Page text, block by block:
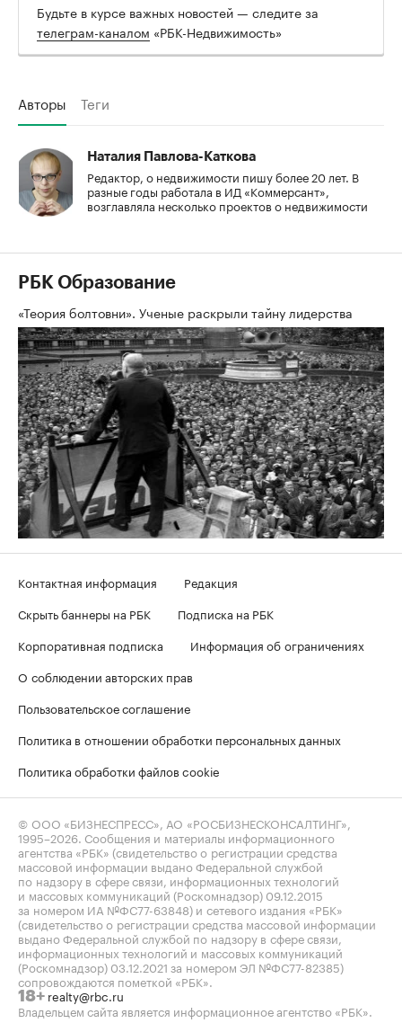
Будьте в курсе важных новостей — следите за
телеграм-каналом «РБК-Недвижимость»
Авторы Теги
Наталия Павлова-Каткова
Редактор, о недвижимости пишу более 20 лет. В
разные годы работала в ИД «Коммерсант»,
возглавляла несколько проектов о недвижимости
РБК Образование
«Теория болтовни». Ученые раскрыли тайну лидерства
Контактная информация
Редакция
Скрыть баннеры на РБК
Подписка на РБК
Корпоративная подписка
Информация об ограничениях
О соблюдении авторских прав
Пользовательское соглашение
Политика в отношении обработки персональных данных
Политика обработки файлов cookie
© ООО «БИЗНЕСПРЕСС», АО «РОСБИЗНЕСКОНСАЛТИНГ»,
1995–2026 . Сообщения и материалы информационного
агентства «РБК» (свидетельство о регистрации средства
массовой информации выдано Федеральной службой
по надзору в сфере связи, информационных технологий
и массовых коммуникаций (Роскомнадзор) 09.12.2015
за номером ИА №ФС77-63848) и сетевого издания «РБК»
(свидетельство о регистрации средства массовой информации
выдано Федеральной службой по надзору в сфере связи,
информационных технологий и массовых коммуникаций
(Роскомнадзор) 03.12.2021 за номером ЭЛ №ФС77-82385)
сопровождаются пометкой «РБК».
18+ realty@rbc.ru
Владельцем сайта является информационное агентство «РБК».